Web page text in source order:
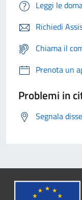
Leggi le
Richiedi
Chiama il
Prenota un
Problemi in
Segnala